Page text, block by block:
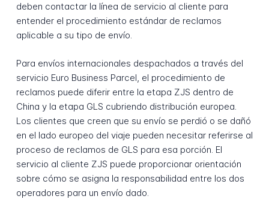
deben contactar la línea de servicio al cliente para
entender el procedimiento estándar de reclamos
aplicable a su tipo de envío.
Para envíos internacionales despachados a través del
servicio Euro Business Parcel, el procedimiento de
reclamos puede diferir entre la etapa ZJS dentro de
China y la etapa GLS cubriendo distribución europea.
Los clientes que creen que su envío se perdió o se dañó
en el lado europeo del viaje pueden necesitar referirse al
proceso de reclamos de GLS para esa porción. El
servicio al cliente ZJS puede proporcionar orientación
sobre cómo se asigna la responsabilidad entre los dos
operadores para un envío dado.